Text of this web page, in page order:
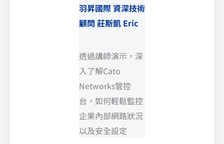
羽昇國際 資深技術
顧問 莊斯凱 Eric
透過講師演示，深
入了解Cato
Networks管控
台，如何輕鬆監控
企業內部網路狀況
以及安全設定